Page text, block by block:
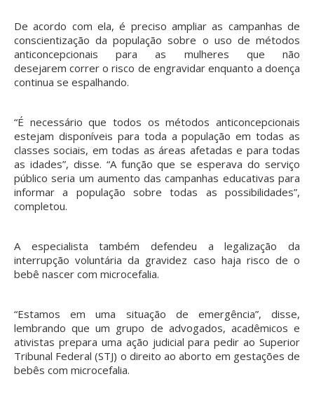
De acordo com ela, é preciso ampliar as campanhas de
conscientização da população sobre o uso de métodos
anticoncepcionais para as mulheres que não
desejarem correr o risco de engravidar enquanto a doença
continua se espalhando.
“É necessário que todos os métodos anticoncepcionais
estejam disponíveis para toda a população em todas as
classes sociais, em todas as áreas afetadas e para todas
as idades”, disse. “A função que se esperava do serviço
público seria um aumento das campanhas educativas para
informar a população sobre todas as possibilidades”,
completou.
A especialista também defendeu a legalização da
interrupção voluntária da gravidez caso haja risco de o
bebê nascer com microcefalia.
“Estamos em uma situação de emergência”, disse,
lembrando que um grupo de advogados, acadêmicos e
ativistas prepara uma ação judicial para pedir ao Superior
Tribunal Federal (STJ) o direito ao aborto em gestações de
bebês com microcefalia.